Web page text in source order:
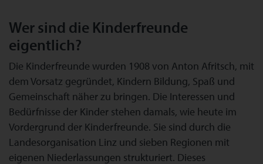
Wer sind die Kinderfreunde
eigentlich?
Die Kinderfreunde wurden 1908 von Anton Afritsch, mit
dem Vorsatz gegründet, Kindern Bildung, Spaß und
Gemeinschaft näher zu bringen. Die Interessen und
Bedürfnisse der Kinder stehen damals, wie heute im
Vordergrund der Kinderfreunde. Sie sind durch die
Landesorganisation Linz und sieben Regionen mit
eigenen Niederlassungen strukturiert. Dieses